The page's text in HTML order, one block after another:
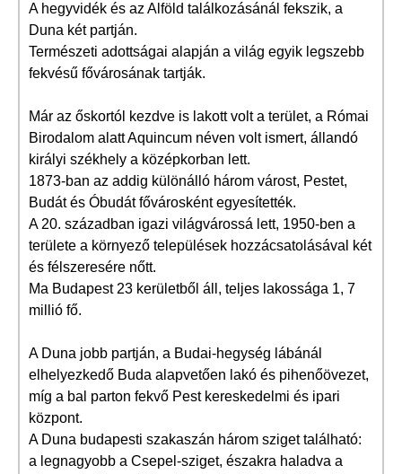
A hegyvidék és az Alföld találkozásánál fekszik, a
Duna két partján.
Természeti adottságai alapján a világ egyik legszebb
fekvésű fővárosának tartják.
Már az őskortól kezdve is lakott volt a terület, a Római
Birodalom alatt Aquincum néven volt ismert, állandó
királyi székhely a középkorban lett.
1873-ban az addig különálló három várost, Pestet,
Budát és Óbudát fővárosként egyesítették.
A 20. században igazi világvárossá lett, 1950-ben a
területe a környező települések hozzácsatolásával két
és félszeresére nőtt.
Ma Budapest 23 kerületből áll, teljes lakossága 1, 7
millió fő.
A Duna jobb partján, a Budai-hegység lábánál
elhelyezkedő Buda alapvetően lakó és pihenőövezet,
míg a bal parton fekvő Pest kereskedelmi és ipari
központ.
A Duna budapesti szakaszán három sziget található:
a legnagyobb a Csepel-sziget, északra haladva a